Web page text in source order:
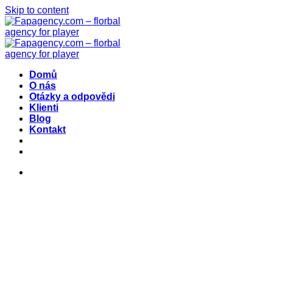
Skip to content
Domů
O nás
Otázky a odpovědi
Klienti
Blog
Kontakt